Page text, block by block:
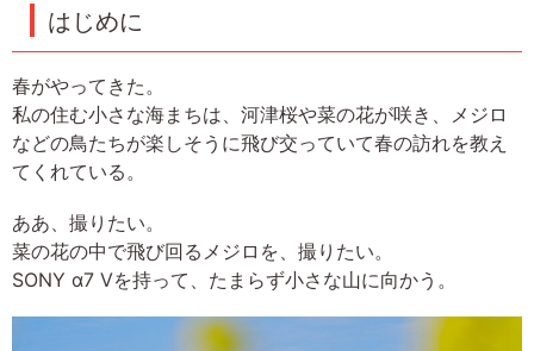
はじめに
春がやってきた。
私の住む小さな海まちは、河津桜や菜の花が咲き、メジロ
などの鳥たちが楽しそうに飛び交っていて春の訪れを教え
てくれている。
ああ、撮りたい。
菜の花の中で飛び回るメジロを、撮りたい。
SONY α7 Vを持って、たまらず小さな山に向かう。